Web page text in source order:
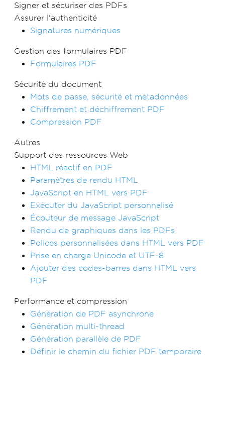
Signer et sécuriser des PDFs
Assurer l'authenticité
Signatures numériques
Gestion des formulaires PDF
Formulaires PDF
Sécurité du document
Mots de passe, sécurité et métadonnées
Chiffrement et déchiffrement PDF
Compression PDF
Autres
Support des ressources Web
HTML réactif en PDF
Paramètres de rendu HTML
JavaScript en HTML vers PDF
Exécuter du JavaScript personnalisé
Écouteur de message JavaScript
Rendu de graphiques dans les PDFs
Polices personnalisées dans HTML vers PDF
Prise en charge Unicode et UTF-8
Ajouter des codes-barres dans HTML vers
PDF
Performance et compression
Génération de PDF asynchrone
Génération multi-thread
Génération parallèle de PDF
Définir le chemin du fichier PDF temporaire